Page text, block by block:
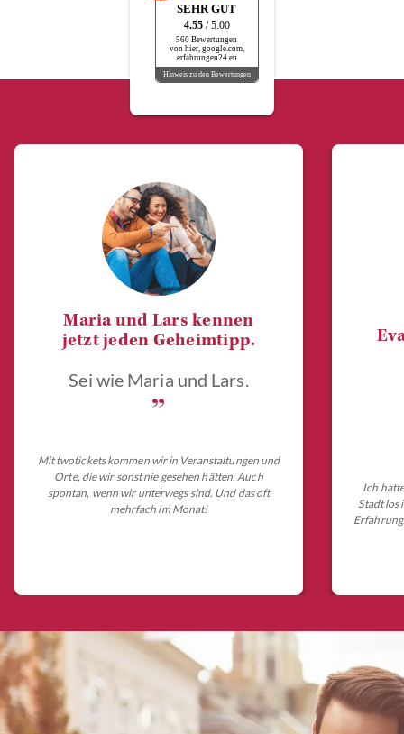
SEHR GUT
4.55 / 5.00
560 Bewertungen
von hier, google.com,
erfahrungen24.eu
Hinweis zu den Bewertungen
Maria und Lars kennen
jetzt jeden Geheimtipp.
Sei wie Maria und Lars.
„
Mit twotickets kommen wir in Veranstaltungen und
Orte, die wir sonst nie gesehen hätten. Auch
spontan, wenn wir unterwegs sind. Und das oft
mehrfach im Monat!
Ich
Stadt los